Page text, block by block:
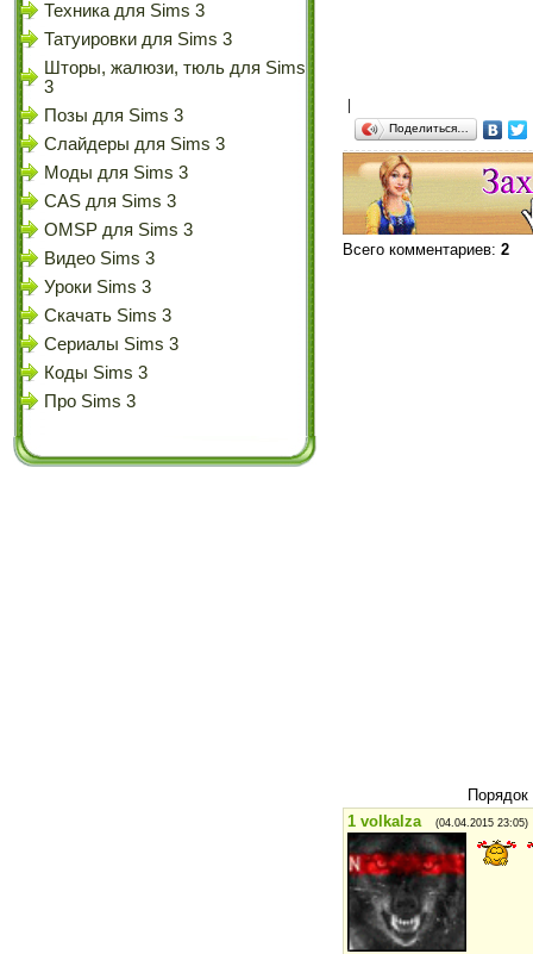
Техника для Sims 3
Татуировки для Sims 3
Шторы, жалюзи, тюль для Sims
3
Позы для Sims 3
Слайдеры для Sims 3
Моды для Sims 3
CAS для Sims 3
OMSP для Sims 3
Видео Sims 3
Уроки Sims 3
Скачать Sims 3
Сериалы Sims 3
Коды Sims 3
Про Sims 3
Поделиться…
Всего комментариев: 2
1 volkalza (04.04.2015 23:05)